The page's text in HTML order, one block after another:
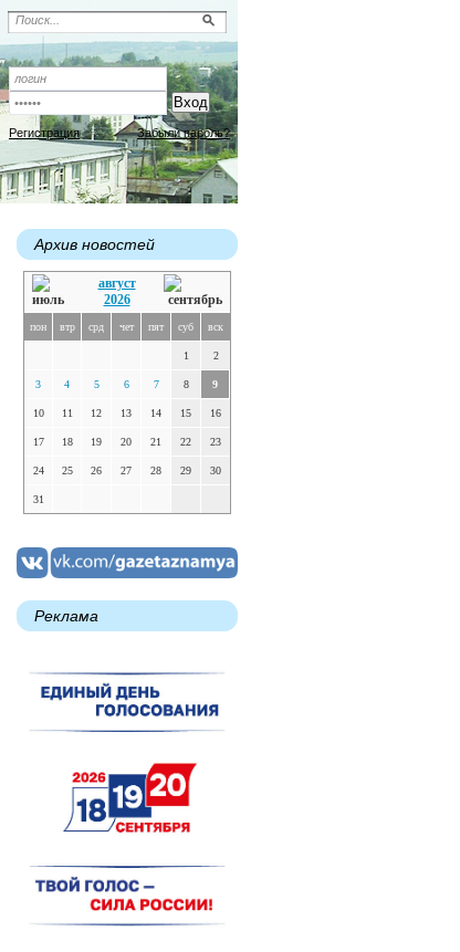
Регистрация Забыли пароль?
Архив новостей
август
2026
пон втр срд чет пят суб вск
1 2
3 4 5 6 7 8 9
10 11 12 13 14 15 16
17 18 19 20 21 22 23
24 25 26 27 28 29 30
31
Реклама